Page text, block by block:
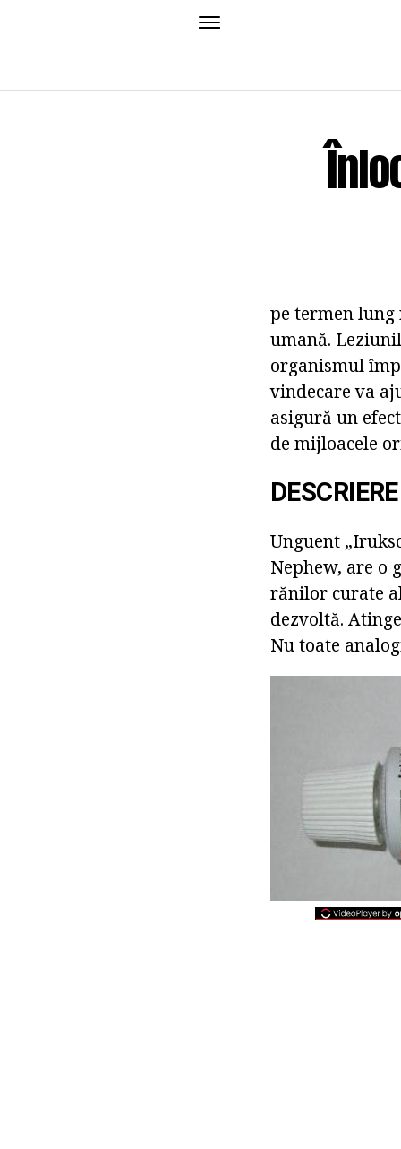
pe termen
umană.
organismul
vindecare va
asigură un
de mijloacele
Unguent
Nephew, are o
rănilor curate
dezvoltă.
Nu toate